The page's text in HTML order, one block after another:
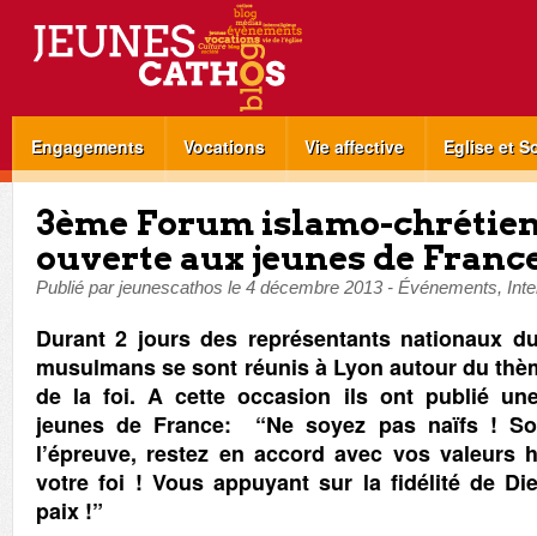
Engagements Vocations Vie affective Eglise et
3ème Forum islamo-
ouverte aux jeunes de
Publié parjeunescathos le 4 décembre 2013 - Événements,
Durant 2 jours des représentants nationaux
musulmans se sont réunis à Lyon autour du
de la foi. A cette occasion ils ont publié
jeunes de France: “Ne soyez pas naïfs !
l’épreuve, restez en accord avec vos valeurs
votre foi ! Vous appuyant sur la fidélité de
paix !”